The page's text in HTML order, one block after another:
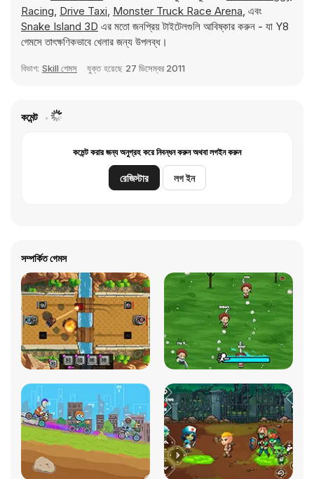
Racing, Drive Taxi, Monster Truck Race Arena, এবং
Snake Island 3D এর মতো জনপ্রিয় টাইটেলগুলি আবিষ্কার করুন - যা Y8
গেমসে তাৎক্ষণিকভাবে খেলার জন্য উপলব্ধ।
বিভাগ: Skill গেমস যুক্ত হয়েছে 27 ডিসেম্বর 2011
কমেন্ট
কমেন্ট করার জন্য অনুগ্রহ করে নিবন্ধন করুন অথবা লগইন করুন
রেজিস্টার লগ ইন
সম্পর্কিত গেমস